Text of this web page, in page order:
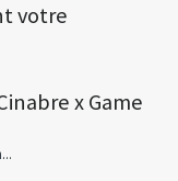
votre
x Game